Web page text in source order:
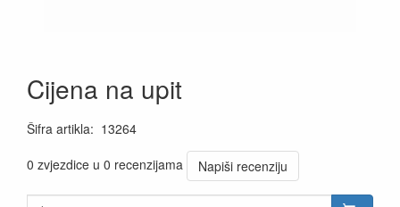
Cijena na upit
Šifra artikla: 13264
0 zvjezdice u 0 recenzijama
Napiši recenziju